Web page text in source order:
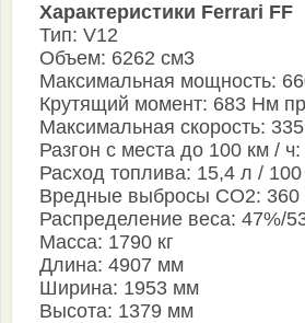
Характеристики Ferrari FF
Тип: V12
Объем: 6262 см3
Максимальная мощность:
Крутящий момент: 683 Нм
Максимальная скорость:
Разгон с места до 100 км / ч:
Расход топлива: 15,4 л /
Вредные выбросы CO2: 360
Распределение веса: 47%/
Масса: 1790 кг
Длина: 4907 мм
Ширина: 1953 мм
Высота: 1379 мм